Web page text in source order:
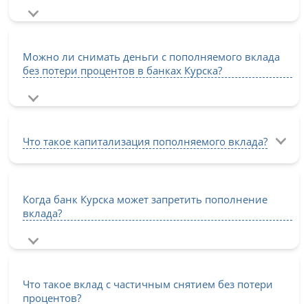
Можно ли снимать деньги с пополняемого вклада
без потери процентов в банках Курска?
Что такое капитализация пополняемого вклада?
Когда банк Курска может запретить пополнение
вклада?
Что такое вклад с частичным снятием без потери
процентов?